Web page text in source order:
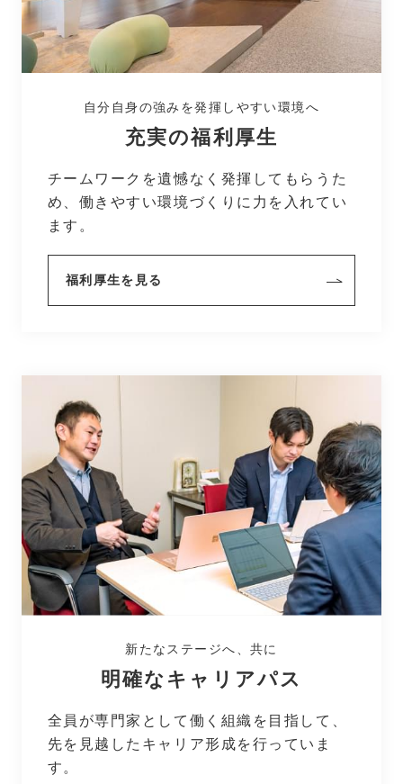
充実の福利厚生
自分自身の強みを発揮しやすい環境へ
チームワークを遺憾なく発揮してもらうた
め、働きやすい環境づくりに力を入れてい
ます。
福利厚生を見る
明確なキャリアパス
新たなステージへ、共に
全員が専門家として働く組織を目指して、
先を見越したキャリア形成を行っていま
す。